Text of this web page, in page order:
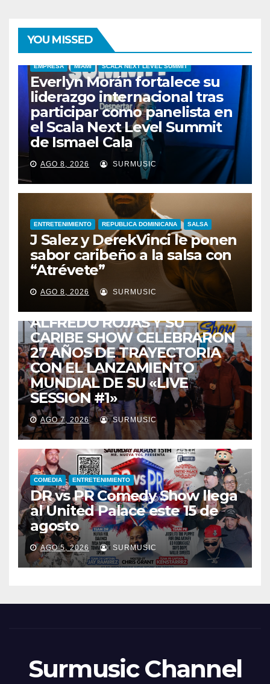
YOU MISSED
EMPRESA MIAMI SCALA NEXT LEVEL SUMMIT
Everlyn Morán fortalece su
liderazgo internacional tras
participar como panelista en
el Scala Next Level Summit
de Ismael Cala
AGO 8, 2026 SURMUSIC
ENTRETENIMIENTO REPUBLICA DOMINICANA SALSA
J Salez y DerekVinci le ponen
sabor caribeño a la salsa con
“Atrévete”
AGO 8, 2026 SURMUSIC
ENTRETENIMIENTO GUARACHA ZULIANA LIVE SESSION
ZULIA
ALFREDO ROJAS Y SU
CARIBE SHOW CELEBRARON
27 AÑOS DE TRAYECTORIA
CON EL LANZAMIENTO
MUNDIAL DE SU «LIVE
SESSION #1»
AGO 7, 2026 SURMUSIC
COMEDIA ENTRETENIMIENTO
DR vs PR Comedy Show llega
al United Palace este 15 de
agosto
AGO 5, 2026 SURMUSIC
Surmusic Channel